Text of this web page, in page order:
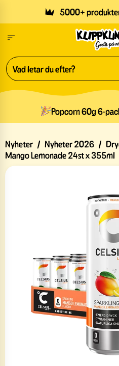
5000+
Popcorn 60g 6-
Nyheter / Nyheter 2026 /
Mango Lemonade 24st x 355ml